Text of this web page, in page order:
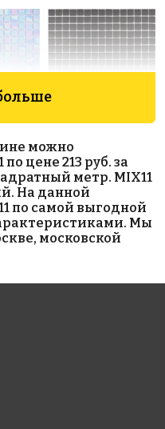
AKB074
на бумаге
327x327
можно
цене 213 руб. за
метр. MIX11
На данной
по самой выгодной
Мы
московской